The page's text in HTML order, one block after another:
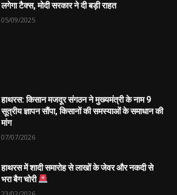
लगेगा टैक्स, मोदी सरकार ने दी बड़ी राहत
05/09/2025
हाथरस: किसान मजदूर संगठन ने मुख्यमंत्री के नाम 9
सूत्रीय ज्ञापन सौंपा, किसानों की समस्याओं के समाधान की
मांग
07/07/2026
हाथरस में शादी समारोह से लाखों के जेवर और नकदी से
भरा बैग चोरी